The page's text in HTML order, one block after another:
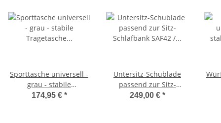
Sporttasche universell -
grau - stabile
Tragetasche für
174,95 € *
Untersitz-Schublade
passend zur Sitz-
Schlafbank SAF42 /
249,00 € *